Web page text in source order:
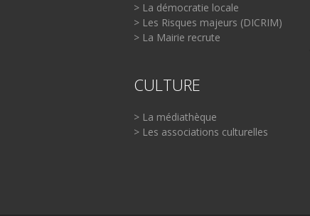
> La démocratie locale
> Les Risques majeurs (DICRIM)
> La Mairie recrute
CULTURE
> La médiathèque
> Les associations culturelles